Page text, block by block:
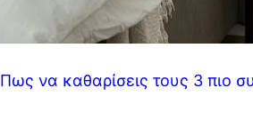
Πως να καθαρίσεις τους 3 πιο